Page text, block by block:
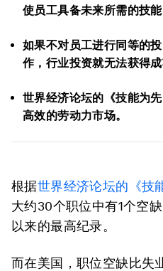
使员工具备未来所需的技能
如果不对员工进行同等的
作，行业投资就无法获得成
世界经济论坛的《技能为
高效的劳动力市场。
根据世界经济论坛的《技
大约30个职位中有1个空
以来的最高纪录。
而在美国，职位空缺比